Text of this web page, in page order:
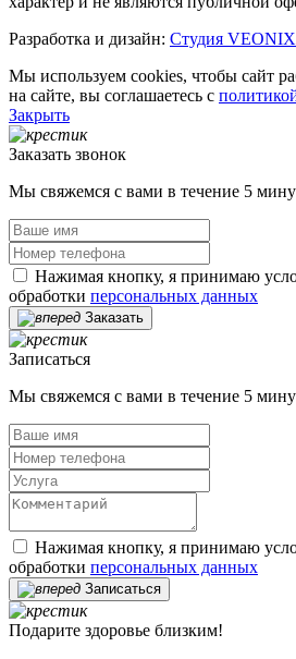
Разработка и дизайн: Студия
Мы используем cookies, чтобы сайт
на сайте, вы соглашаетесь с
Закрыть
Заказать звонок
Мы свяжемся с вами в течение 5
Нажимая кнопку, я принимаю
обработки персональных данных
Заказать
Записаться
Мы свяжемся с вами в течение 5
Нажимая кнопку, я принимаю
обработки персональных данных
Записаться
Подарите здоровье близким!